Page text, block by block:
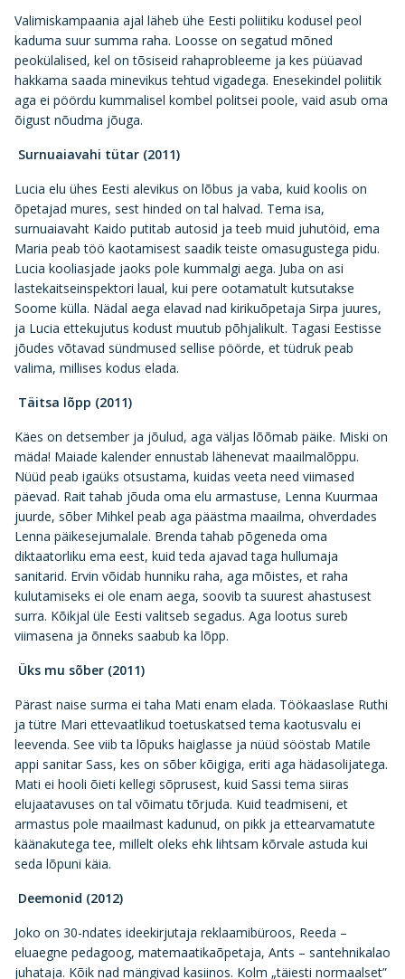
Valimiskampaania ajal läheb ühe Eesti poliitiku kodusel peol
kaduma suur summa raha. Loosse on segatud mõned
peokülalised, kel on tõsiseid rahaprobleeme ja kes püüavad
hakkama saada minevikus tehtud vigadega. Enesekindel poliitik
aga ei pöördu kummalisel kombel politsei poole, vaid asub oma
õigust nõudma jõuga.
Surnuaiavahi tütar (2011)
Lucia elu ühes Eesti alevikus on lõbus ja vaba, kuid koolis on
õpetajad mures, sest hinded on tal halvad. Tema isa,
surnuaiavaht Kaido putitab autosid ja teeb muid juhutöid, ema
Maria peab töö kaotamisest saadik teiste omasugustega pidu.
Lucia kooliasjade jaoks pole kummalgi aega. Juba on asi
lastekaitseinspektori laual, kui pere ootamatult kutsutakse
Soome külla. Nädal aega elavad nad kirikuõpetaja Sirpa juures,
ja Lucia ettekujutus kodust muutub põhjalikult. Tagasi Eestisse
jõudes võtavad sündmused sellise pöörde, et tüdruk peab
valima, millises kodus elada.
Täitsa lõpp (2011)
Käes on detsember ja jõulud, aga väljas lõõmab päike. Miski on
mäda! Maiade kalender ennustab lähenevat maailmalõppu.
Nüüd peab igaüks otsustama, kuidas veeta need viimased
päevad. Rait tahab jõuda oma elu armastuse, Lenna Kuurmaa
juurde, sõber Mihkel peab aga päästma maailma, ohverdades
Lenna päikesejumalale. Brenda tahab põgeneda oma
diktaatorliku ema eest, kuid teda ajavad taga hullumaja
sanitarid. Ervin võidab hunniku raha, aga mõistes, et raha
kulutamiseks ei ole enam aega, soovib ta suurest ahastusest
surra. Kõikjal üle Eesti valitseb segadus. Aga lootus sureb
viimasena ja õnneks saabub ka lõpp.
Üks mu sõber (2011)
Pärast naise surma ei taha Mati enam elada. Töökaaslase Ruthi
ja tütre Mari ettevaatlikud toetuskatsed tema kaotusvalu ei
leevenda. See viib ta lõpuks haiglasse ja nüüd sööstab Matile
appi sanitar Sass, kes on sõber kõigiga, eriti aga hädasolijatega.
Mati ei hooli õieti kellegi sõprusest, kuid Sassi tema siiras
elujaatavuses on tal võimatu tõrjuda. Kuid teadmiseni, et
armastus pole maailmast kadunud, on pikk ja ettearvamatute
käänakutega tee, millelt oleks ehk lihtsam kõrvale astuda kui
seda lõpuni käia.
Deemonid (2012)
Joko on 30-ndates ideekirjutaja reklaamibüroos, Reeda –
eluaegne pedagoog, matemaatikaõpetaja, Ants – santehnikalao
juhataja. Kõik nad mängivad kasiinos. Kolm „täiesti normaalset”